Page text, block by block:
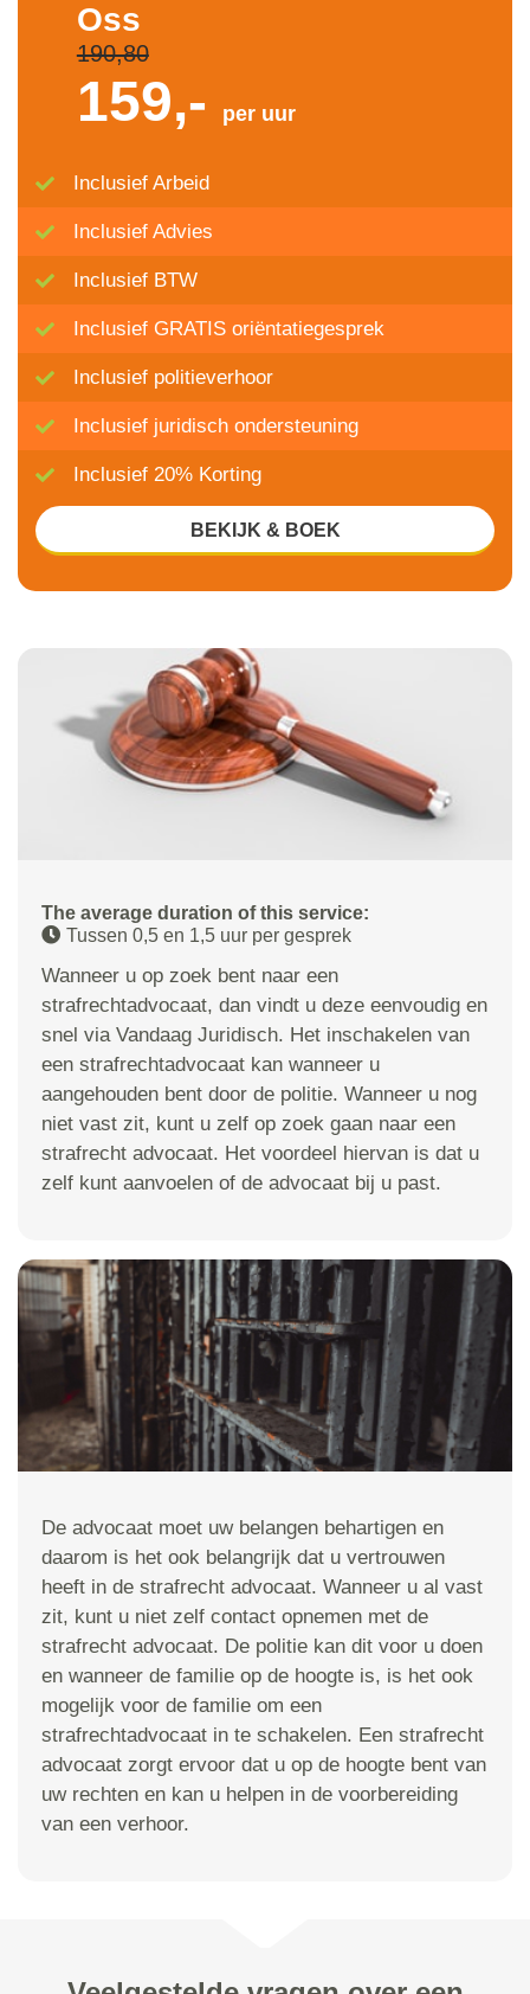
The average duration of this service:
Tussen 0,5 en 1,5 uur per gesprek
Wanneer u op zoek bent naar een
strafrechtadvocaat, dan vindt u deze eenvoudig en
snel via Vandaag Juridisch. Het inschakelen van
een strafrechtadvocaat kan wanneer u
aangehouden bent door de politie. Wanneer u nog
niet vast zit, kunt u zelf op zoek gaan naar een
strafrecht advocaat. Het voordeel hiervan is dat u
zelf kunt aanvoelen of de advocaat bij u past.
Oss
190,80
159,- per uur
Inclusief Arbeid
Inclusief Advies
Inclusief BTW
Inclusief GRATIS oriëntatiegesprek
Inclusief politieverhoor
Inclusief juridisch ondersteuning
Inclusief 20% Korting
BEKIJK & BOEK
De advocaat moet uw belangen behartigen en
daarom is het ook belangrijk dat u vertrouwen
heeft in de strafrecht advocaat. Wanneer u al vast
zit, kunt u niet zelf contact opnemen met de
strafrecht advocaat. De politie kan dit voor u doen
en wanneer de familie op de hoogte is, is het ook
mogelijk voor de familie om een
strafrechtadvocaat in te schakelen. Een strafrecht
advocaat zorgt ervoor dat u op de hoogte bent van
uw rechten en kan u helpen in de voorbereiding
van een verhoor.